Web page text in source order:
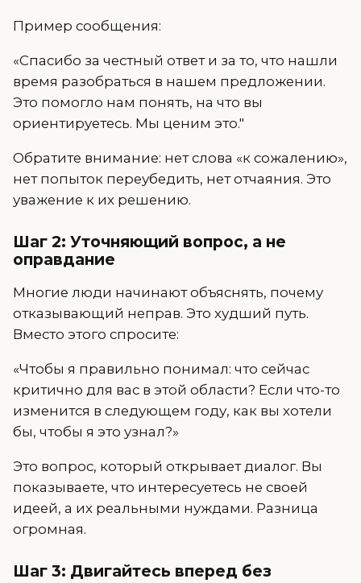
Пример сообщения:
«Спасибо за честный ответ и за то, что нашли
время разобраться в нашем предложении.
Это помогло нам понять, на что вы
ориентируетесь. Мы ценим это."
Обратите внимание: нет слова «к сожалению»,
нет попыток переубедить, нет отчаяния. Это
уважение к их решению.
Шаг 2: Уточняющий вопрос, а не
оправдание
Многие люди начинают объяснять, почему
отказывающий неправ. Это худший путь.
Вместо этого спросите:
«Чтобы я правильно понимал: что сейчас
критично для вас в этой области? Если что-то
изменится в следующем году, как вы хотели
бы, чтобы я это узнал?»
Это вопрос, который открывает диалог. Вы
показываете, что интересуетесь не своей
идеей, а их реальными нуждами. Разница
огромная.
Шаг 3: Двигайтесь вперед без